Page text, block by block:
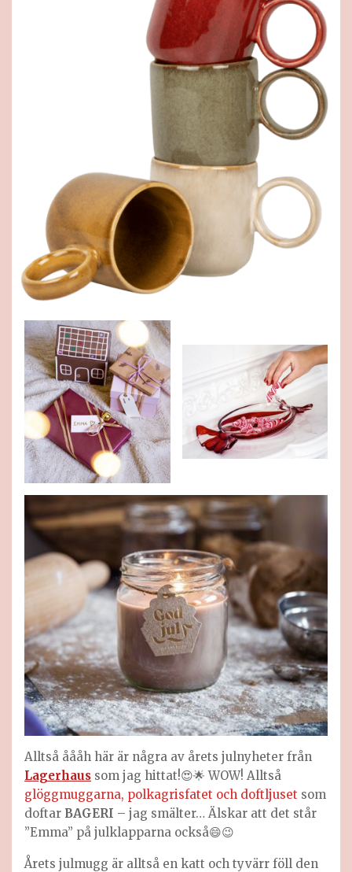
Alltså åååh här är några av årets julnyheter från
Lagerhaus som jag hittat!😍🌟 WOW! Alltså
glöggmuggarna, polkagrisfatet och doftljuset som
doftar BAGERI – jag smälter… Älskar att det står
”Emma” på julklapparna också😄😉
Årets julmugg är alltså en katt och tyvärr föll den